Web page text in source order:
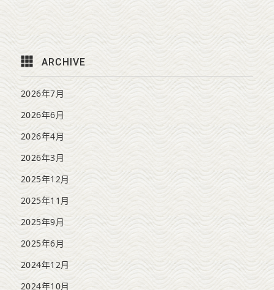
ARCHIVE
2026年7月
2026年6月
2026年4月
2026年3月
2025年12月
2025年11月
2025年9月
2025年6月
2024年12月
2024年10月